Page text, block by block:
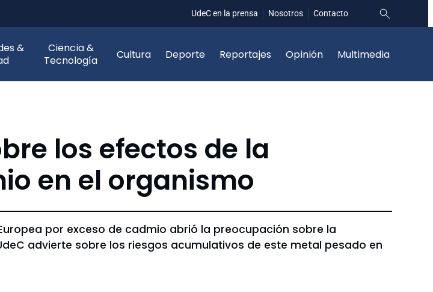
UdeC en la prensa Nosotros Contacto
&
Ciencia &
Tecnología
Cultura Deporte Reportajes Opinión Multimedia
los efectos de la
en el organismo
por exceso de cadmio abrió la preocupación sobre la
advierte sobre los riesgos acumulativos de este metal pesado en